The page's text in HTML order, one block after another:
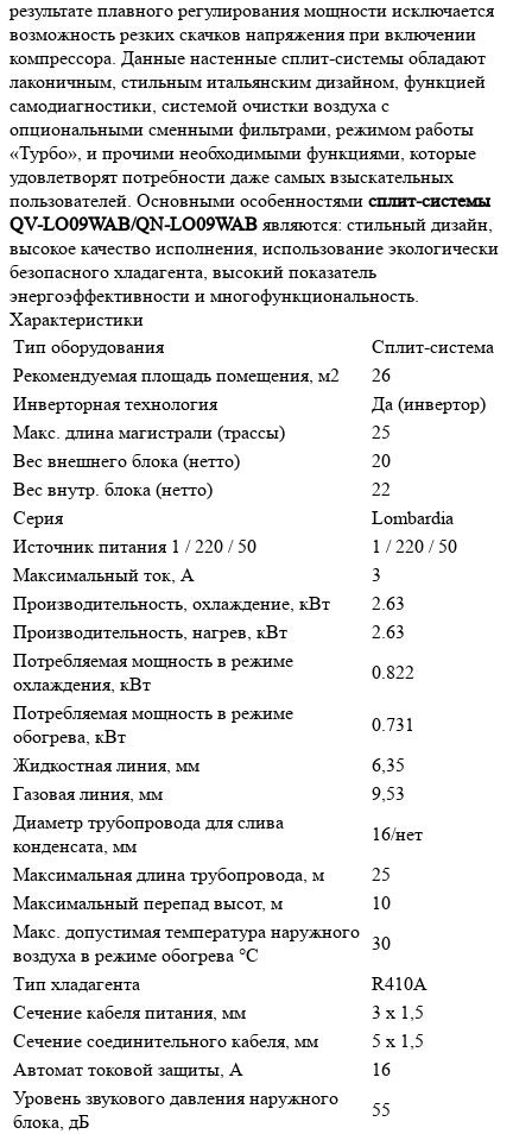
результате плавного регулирования мощности исключается
возможность резких скачков напряжения при включении
компрессора. Данные настенные сплит-системы обладают
лаконичным, стильным итальянским дизайном, функцией
самодиагностики, системой очистки воздуха с
опциональными сменными фильтрами, режимом работы
«Турбо», и прочими необходимыми функциями, которые
удовлетворят потребности даже самых взыскательных
пользователей. Основными особенностями сплит-системы
QV-LO09WAB/QN-LO09WAB являются: стильный дизайн,
высокое качество исполнения, использование экологически
безопасного хладагента, высокий показатель
энергоэффективности и многофункциональность.
Характеристики
Тип оборудования
Сплит-система
Рекомендуемая площадь помещения, м2
26
Инверторная технология
Да (инвертор)
Макс. длина магистрали (трассы)
25
Вес внешнего блока (нетто)
20
Вес внутр. блока (нетто)
22
Серия
Lombardia
Источник питания 1 / 220 / 50
1 / 220 / 50
Максимальный ток, А
3
Производительность, охлаждение, кВт
2.63
Производительность, нагрев, кВт
2.63
Потребляемая мощность в режиме
охлаждения, кВт
0.822
Потребляемая мощность в режиме
обогрева, кВт
0.731
Жидкостная линия, мм
6,35
Газовая линия, мм
9,53
Диаметр трубопровода для слива
конденсата, мм
16/нет
Максимальная длина трубопровода, м
25
Максимальный перепад высот, м
10
Макс. допустимая температура наружного
воздуха в режиме обогрева °С
30
Тип хладагента
R410A
Сечение кабеля питания, мм
3 х 1,5
Сечение соединительного кабеля, мм
5 х 1,5
Автомат токовой защиты, A
16
Уровень звукового давления наружного
блока, дБ
55